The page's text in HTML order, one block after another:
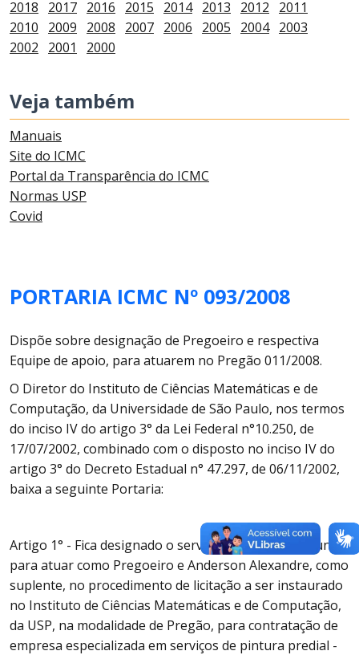
2018
2017 2016 2015 2014 2013 2012
2011
2010
2009 2008 2007 2006 2005 2004 2003
2002
2001 2000
Veja também
Manuais
Site do ICMC
Portal da Transparência do ICMC
Normas USP
Covid
PORTARIA ICMC Nº 093/2008
Dispõe sobre designação de Pregoeiro e respectiva
Equipe de apoio, para atuarem no Pregão 011/2008.
O Diretor do Instituto de Ciências Matemáticas e de
Computação, da Universidade de São Paulo, nos termos
do inciso IV do artigo 3° da Lei Federal n°10.250, de
17/07/2002, combinado com o disposto no inciso IV do
artigo 3° do Decreto Estadual n° 47.297, de 06/11/2002,
baixa a seguinte Portaria:
Artigo 1° - Fica designado o servidor Luiz Renato Nunes
para atuar como Pregoeiro e Anderson Alexandre, como
suplente, no procedimento de licitação a ser instaurado
no Instituto de Ciências Matemáticas e de Computação,
da USP, na modalidade de Pregão, para contratação de
empresa especializada em serviços de pintura predial -